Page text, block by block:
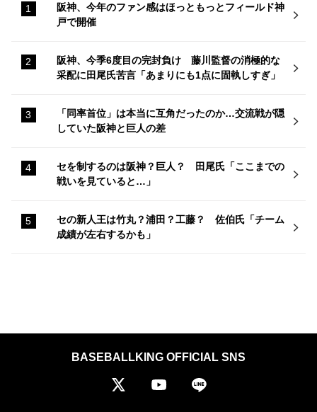
阪神、今年のファン感はほっともっとフィールド神
戸で開催
阪神、今季6度目の完封負け 藤川監督の消極的な
采配に田尾氏苦言「あまりにも1点に固執しすぎ」
「同率首位」は本当に互角だったのか…交流戦が隠
していた阪神と巨人の差
セを制するのは阪神？巨人？ 田尾氏「ここまでの
戦いを見ていると…」
セの新人王は竹丸？浦田？工藤？ 佐伯氏「チーム
成績が左右するかも」
BASEBALLKING OFFICIAL SNS